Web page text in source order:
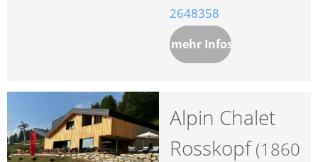
2648358
mehr Infos
Alpin Chalet
Rosskopf(1860